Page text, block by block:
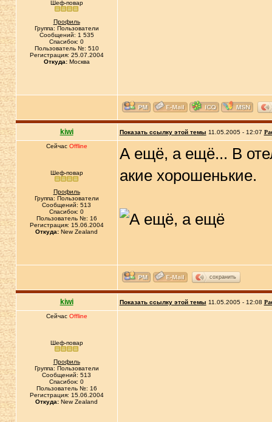
Шеф-повар
Профиль
Группа: Пользователи
Сообщений: 1 535
Спасибок: 0
Пользователь №: 510
Регистрация: 25.07.2004
Откуда:Москва
kiwi Показать ссылку этой темы 11.05.2005 - 12:07
Сейчас Offline
Шеф-повар
Профиль
Группа: Пользователи
Сообщений: 513
Спасибок: 0
Пользователь №: 16
Регистрация: 15.06.2004
Откуда: New Zealand
А ещё, а ещё... В
акие хорошенькие.
сохранить
kiwi Показать ссылку этой темы 11.05.2005 - 12:08
Сейчас Offline
Шеф-повар
Профиль
Группа: Пользователи
Сообщений: 513
Спасибок: 0
Пользователь №: 16
Регистрация: 15.06.2004
Откуда: New Zealand